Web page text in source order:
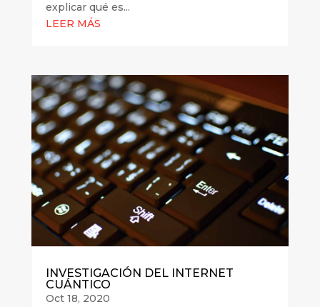
explicar qué es...
LEER MÁS
INVESTIGACIÓN DEL INTERNET
CUÁNTICO
Oct 18, 2020